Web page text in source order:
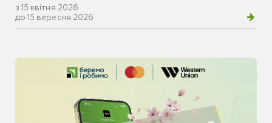
з 15 квітня 2026
до 15 вересня 2026